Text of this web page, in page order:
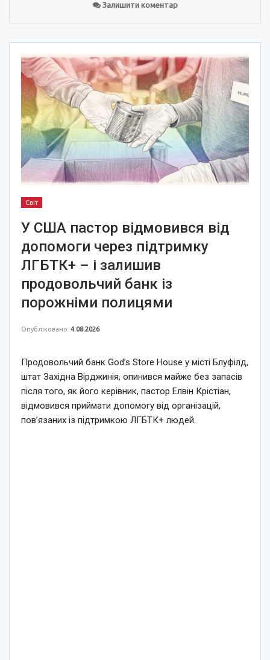
Залишити коментар
Світ
У США пастор відмовився від
допомоги через підтримку
ЛГБТК+ – і залишив
продовольчий банк із
порожніми полицями
Опубліковано 4.08.2026
Продовольчий банк God’s Store House у місті Блуфілд,
штат Західна Вірджинія, опинився майже без запасів
після того, як його керівник, пастор Елвін Крістіан,
відмовився приймати допомогу від організацій,
пов’язаних із підтримкою ЛГБТК+ людей.